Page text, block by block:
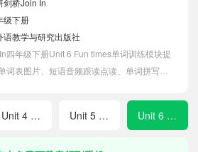
剑桥Join In
级下册
语教学与研究出版社
四年级下册Unit 6 Fun times单词训练模块提
表图片、短语音频跟读点读、单词拼写等
Unit 4 Friends for life Unit 5 A great day out Unit 6 Fun times